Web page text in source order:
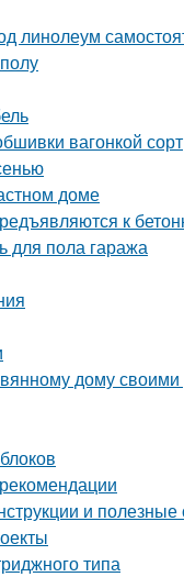
линолеум
вагонкой сорт
доме
к
для пола гаража
дому
и полезные
типа